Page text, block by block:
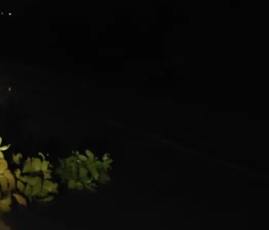
हिंदी
HINDI
का संरक्षण ही समृद्ध झारखंड की कुंजी
पवित्रता का संदेश
बैठक
छात्रों को मिलेगी साइकिल
नेता नेहा बोरा पर फेंकी गई स्याही